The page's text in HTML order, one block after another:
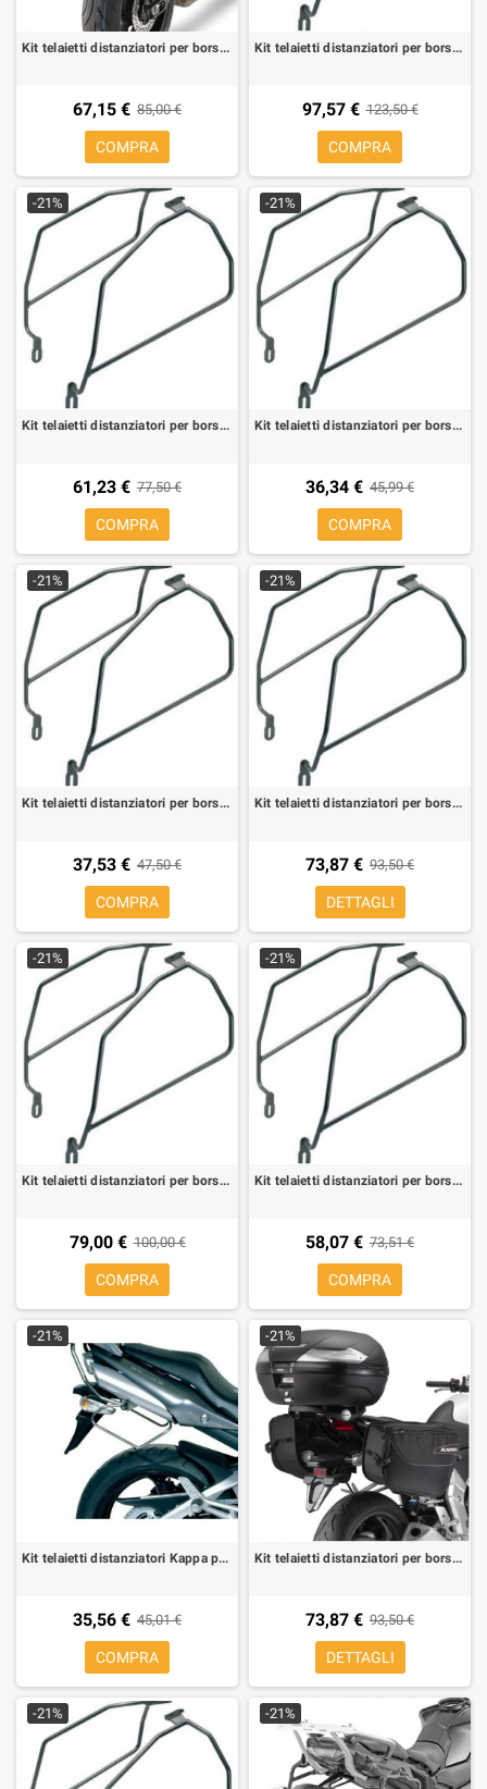
Kit telaietti distanziatori per borse morbide laterali per Yamaha MT-09, si puo' montare senza Monorack acquistando il kit 2115
67,15 € 85,00 €
COMPRA
Kit telaietti distanziatori per borse morbide laterali per BMW F 800 R 09-19
97,57 € 123,50 €
COMPRA
-21%
Kit telaietti distanziatori per borse morbide laterali per Honda Transalp 700 08-09
61,23 € 77,50 €
COMPRA
-21%
Kit telaietti distanziatori per borse morbide laterali per Honda VT Shadow 750 04-09
36,34 € 45,99 €
COMPRA
-21%
Kit telaietti distanziatori per borse morbide laterali per Kawasaki ER-6N/F 650 05-08
37,53 € 47,50 €
COMPRA
-21%
Kit telaietti distanziatori per borse morbide laterali per Kawasaki ER-6N/F 650 09-
73,87 € 93,50 €
DETTAGLI
-21%
Kit telaietti distanziatori per borse morbide laterali per Honda CBF 500 05-06, CBF 600/1000 04-09
79,00 € 100,00 €
COMPRA
-21%
Kit telaietti distanziatori per borse morbide laterali per Honda CBF Hornet 600/S 98-06
58,07 € 73,51 €
COMPRA
-21%
Kit telaietti distanziatori Kappa per borse morbide laterali per Suzuki GSR 600 06-10, monta solo in abbinamento a portavaligie
35,56 € 45,01 €
COMPRA
-21%
Kit telaietti distanziatori per borse morbide laterali per Honda CB 1000 R, è possibile montarlo senza il Monorack acquistando
73,87 € 93,50 €
DETTAGLI
-21% -21%